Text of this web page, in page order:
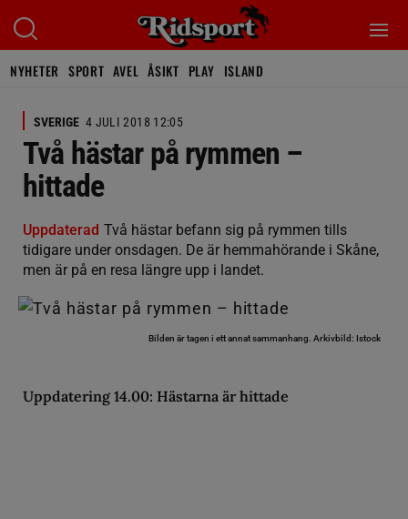
NYHETER SPORT AVEL ÅSIKT PLAY ISLAND
SVERIGE 4 JULI 2018 12:05
Två hästar på rymmen –
hittade
Uppdaterad Två hästar befann sig på rymmen tills
tidigare under onsdagen. De är hemmahörande i Skåne,
men är på en resa längre upp i landet.
Bilden är tagen i ett annat sammanhang. Arkivbild: Istock
Uppdatering 14.00: Hästarna är hittade